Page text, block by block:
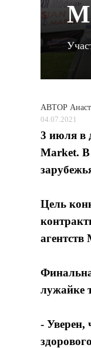
АВТОР
04.07.2021
3 июля в
Market. В
Цель
лужайке
- Уверен,